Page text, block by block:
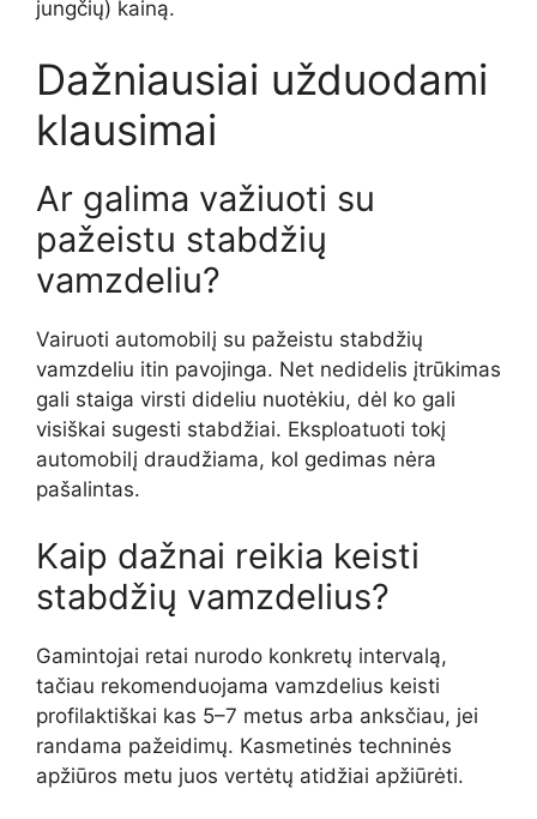
jungčių) kainą.
Dažniausiai užduodami
klausimai
Ar galima važiuoti su
pažeistu stabdžių
vamzdeliu?
Vairuoti automobilį su pažeistu stabdžių
vamzdeliu itin pavojinga. Net nedidelis įtrūkimas
gali staiga virsti dideliu nuotėkiu, dėl ko gali
visiškai sugesti stabdžiai. Eksploatuoti tokį
automobilį draudžiama, kol gedimas nėra
pašalintas.
Kaip dažnai reikia keisti
stabdžių vamzdelius?
Gamintojai retai nurodo konkretų intervalą,
tačiau rekomenduojama vamzdelius keisti
profilaktiškai kas 5–7 metus arba anksčiau, jei
randama pažeidimų. Kasmetinės techninės
apžiūros metu juos vertėtų atidžiai apžiūrėti.